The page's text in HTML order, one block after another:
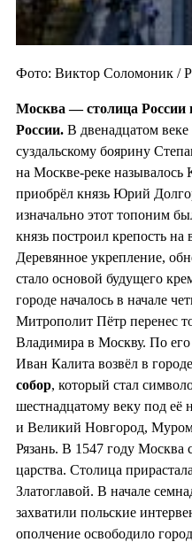
Фото: Виктор Соломоник /
Москва — столица России
России. В двенадцатом
суздальскому боярину
на Москве-реке называлось
приобрёл князь Юрий
изначально этот топоним
князь построил крепость
Деревянное укрепление,
стало основой будущего
городе началось в начале
Митрополит Пётр перенес
Владимира в Москву. По
Иван Калита возвёл в
собор, который стал
шестнадцатому веку под
и Великий Новгород,
Рязань. В 1547 году Москва
царства. Столица
Златоглавой. В начале
захватили польские
ополчение освободило